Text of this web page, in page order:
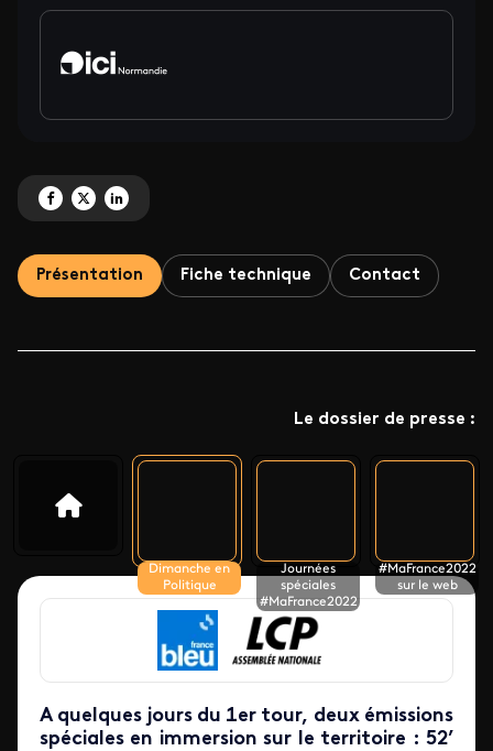
Partagez 'Dimanche en Politique' sur Facebook
Partagez 'Dimanche en Politique' sur X
Partagez 'Dimanche en Politique' sur LinkedIn
Présentation Fiche technique Contact
Le dossier de presse :
Dimanche en
Politique
Journées
spéciales
#MaFrance2022
#MaFrance2022
sur le web
A quelques jours du 1er tour, deux émissions
spéciales en immersion sur le territoire : 52’